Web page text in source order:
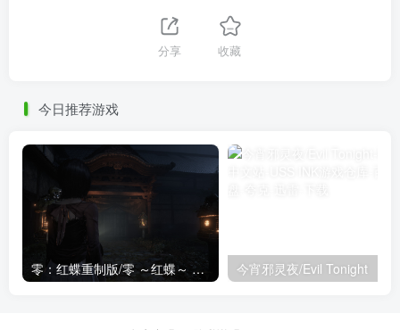
分享 收藏
今日推荐游戏
零：红蝶重制版/零 ～红蝶～ 重制版/FATAL FRAME II: Crimson Butterfly REMAKE 今宵邪灵夜/Evil Tonight